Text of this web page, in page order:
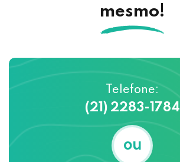
mesmo!
Telefone:
(21) 2283-1784
ou